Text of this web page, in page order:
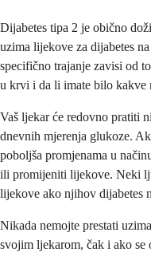
Dijabetes tipa 2 je obično
uzima lijekove za dijabetes
specifično trajanje zavisi od
u krvi i da li imate bilo kakve
Vaš ljekar će redovno pratiti
dnevnih mjerenja glukoze.
poboljša promjenama u
ili promijeniti lijekove. Neki
lijekove ako njihov dijabetes
Nikada nemojte prestati
svojim ljekarom, čak i ako se